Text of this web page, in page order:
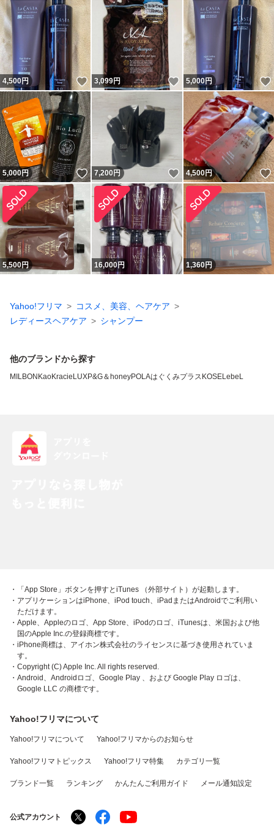
4,500円 いいね！
3,099円 いいね！
5,000円
5,000円 いいね！
7,200 円 いいね！
4,500円
5,500円 16,000円 1,360円
Yahoo!フリマ
コスメ、美容、ヘアケア
レディースヘアケア
シャンプー
他のブランドから探す
MILBON KaoKracie LUXP&G＆honeyPOLAはぐくみプラス KOSELebeL
・「App Store」ボタンを押すとiTunes （外部サイト）が起動します。
・アプリケーションはiPhone、iPod touch、iPadまたはAndroidでご利用い
ただけます。
・Apple、Appleのロゴ、App Store、iPodのロゴ、iTunesは、米国および他
国のApple Inc.の登録商標です。
・iPhone商標は、アイホン株式会社のライセンスに基づき使用されていま
す。
・Copyright (C) Apple Inc. All rights reserved.
・Android、Androidロゴ、Google Play 、および Google Play ロゴは、
Google LLC の商標です。
Yahoo!フリマについて
Yahoo!フリマについて Yahoo!フリマからのお知らせ
Yahoo!フリマトピックス Yahoo!フリマ特集 カテゴリ一覧
ブランド一覧 ランキング かんたんご利用ガイド メール通知設定
公式アカウント